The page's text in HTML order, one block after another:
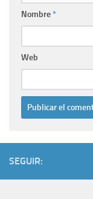
Nombre*
Web
SEGUIR: